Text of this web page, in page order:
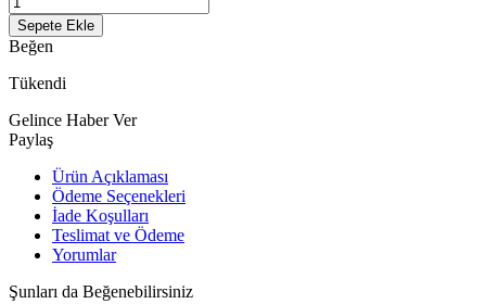
Sepete Ekle
Beğen
Tükendi
Gelince Haber Ver
Paylaş
Ürün Açıklaması
Ödeme Seçenekleri
İade Koşulları
Teslimat ve Ödeme
Yorumlar
Şunları da Beğenebilirsiniz